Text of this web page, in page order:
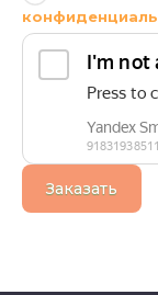
Заказать